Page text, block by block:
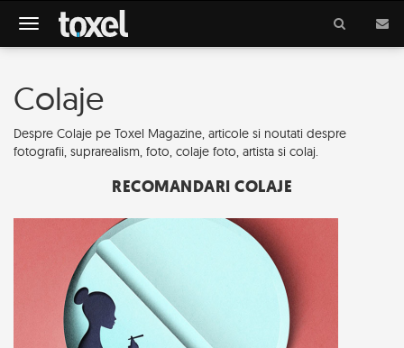
Meniu
Colaje
Despre Colaje pe Toxel Magazine, articole si noutati despre
fotografii, suprarealism, foto, colaje foto, artista si colaj.
RECOMANDARI COLAJE